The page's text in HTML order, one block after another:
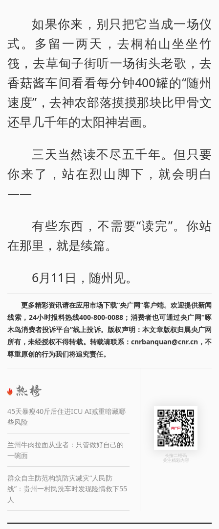
如果你来，别只把它当成一场仪
式。多留一两天，去桐柏山坐坐竹
筏，去草甸子街听一场街头老歌，去
香菇酱车间看看每分钟400罐的“随州
速度”，去神农部落摸摸那块比甲骨文
还早几千年的太阳神岩画。
三天当然读不尽五千年。但只要
你来了，站在烈山脚下，就会明白
——
有些东西，不需要“读完”。你站
在那里，就是续篇。
6月11日，随州见。
更多精彩资讯请在应用市场下载“央广网”客户端。欢迎提供新闻
线索，24小时报料热线400-800-0088；消费者也可通过央广网“啄
木鸟消费者投诉平台”线上投诉。版权声明：本文章版权归属央广网
所有，未经授权不得转载。转载请联系：cnrbanquan@cnr.cn，不
尊重原创的行为我们将追究责任。
45天暴瘦40斤后住进ICU AI减重暗藏哪
些风险
兰州牛肉拉面从业者：只管做好自己的
一碗面
群众自主防范构筑防灾减灾“人民防
线”：贵州一村民洗车时发现险情救下55
人
长按二维码
关注精彩内容